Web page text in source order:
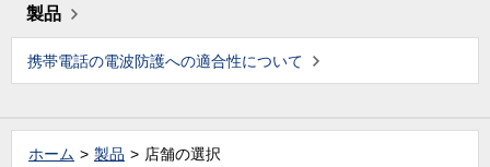
製品
携帯電話の電波防護への適合性について
ホーム 製品 店舗の選択